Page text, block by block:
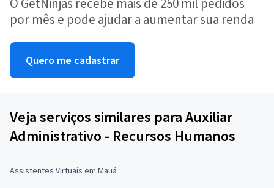
O GetNinjas recebe mais de 250 mil pedidos
por mês e pode ajudar a aumentar sua renda
Quero me cadastrar
Veja serviços similares para Auxiliar
Administrativo - Recursos Humanos
Assistentes Virtuais em Mauá